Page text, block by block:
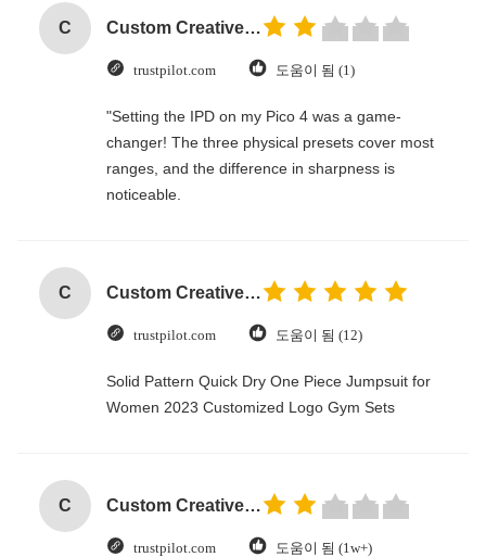
C Custom Creative Goodie Christmas Kraft Paper Gift Bag with Your Own Logo for Xmas Decorative Party
trustpilot.com 도움이 됨 (1)
"Setting the IPD on my Pico 4 was a game-
changer! The three physical presets cover most
ranges, and the difference in sharpness is
noticeable.
C Custom Creative Goodie Christmas Kraft Paper Gift Bag with Your Own Logo for Xmas Decorative Party
trustpilot.com 도움이 됨 (12)
Solid Pattern Quick Dry One Piece Jumpsuit for
Women 2023 Customized Logo Gym Sets
C Custom Creative Goodie Christmas Kraft Paper Gift Bag with Your Own Logo for Xmas Decorative Party
trustpilot.com 도움이 됨 (1w+)